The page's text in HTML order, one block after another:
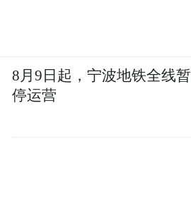
8月9日起，宁波地铁全线暂
停运营